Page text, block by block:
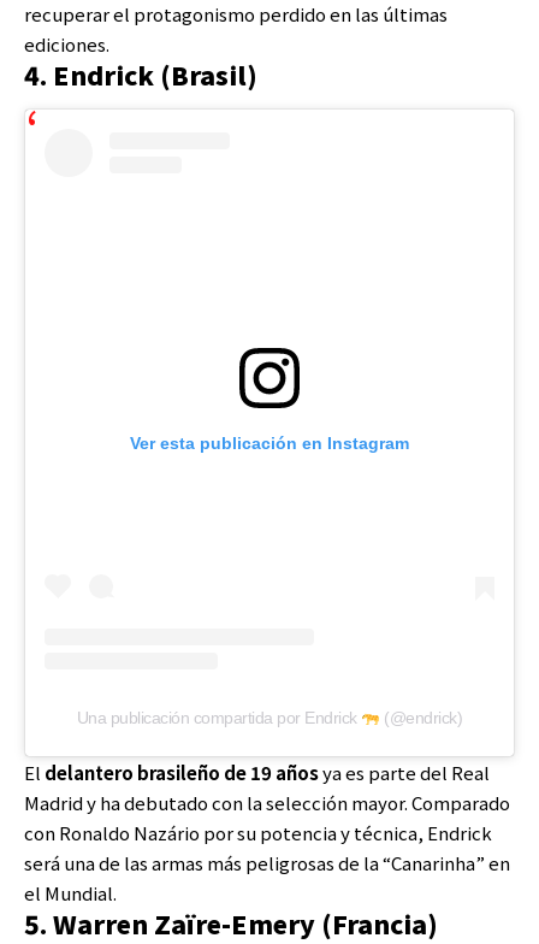
recuperar el protagonismo perdido en las últimas
ediciones.
4. Endrick (Brasil)
Ver esta publicación en Instagram
Una publicación compartida por Endrick (@endrick)
El delantero brasileño de 19 añosya es parte del Real
Madrid y ha debutado con la selección mayor. Comparado
con Ronaldo Nazário por su potencia y técnica, Endrick
será una de las armas más peligrosas de la “Canarinha” en
el Mundial.
5. Warren Zaïre-Emery (Francia)